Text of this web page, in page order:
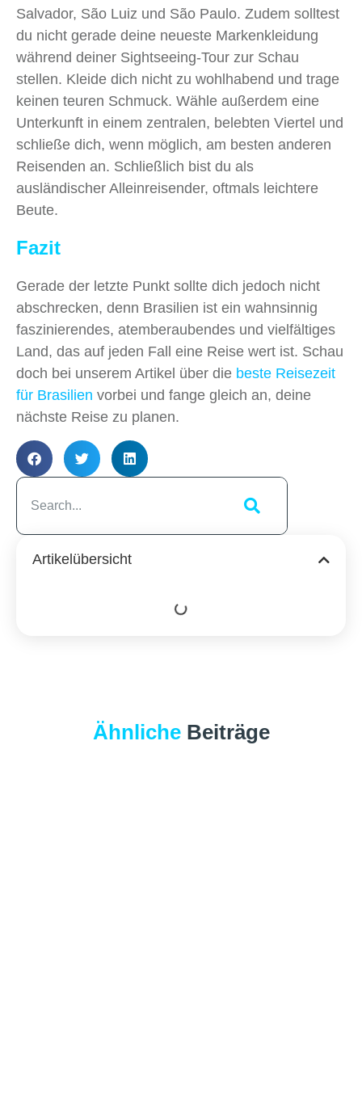
Salvador, São Luiz und São Paulo. Zudem solltest
du nicht gerade deine neueste Markenkleidung
während deiner Sightseeing-Tour zur Schau
stellen. Kleide dich nicht zu wohlhabend und trage
keinen teuren Schmuck. Wähle außerdem eine
Unterkunft in einem zentralen, belebten Viertel und
schließe dich, wenn möglich, am besten anderen
Reisenden an. Schließlich bist du als
ausländischer Alleinreisender, oftmals leichtere
Beute.
Fazit
Gerade der letzte Punkt sollte dich jedoch nicht
abschrecken, denn Brasilien ist ein wahnsinnig
faszinierendes, atemberaubendes und vielfältiges
Land, das auf jeden Fall eine Reise wert ist. Schau
doch bei unserem Artikel über die beste Reisezeit
für Brasilien vorbei und fange gleich an, deine
nächste Reise zu planen.
Artikelübersicht
ÄhnlicheBeiträge